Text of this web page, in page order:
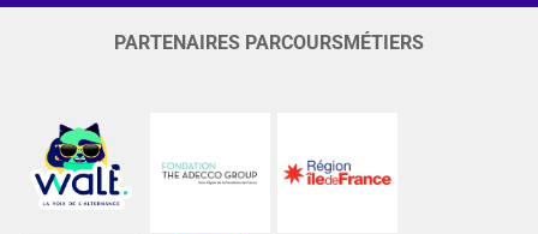
PARTENAIRES PARCOURSMÉTIERS